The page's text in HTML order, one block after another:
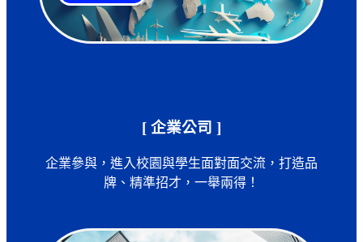
[ 企業公司 ]
企業參與，進入校園與學生面對面交流，打造品
牌、精準招才，一舉兩得！